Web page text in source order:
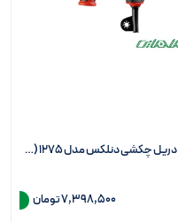
دریل چکشی دنلکس مدل 1275 (سه نظام 13)
7,398,500تومان